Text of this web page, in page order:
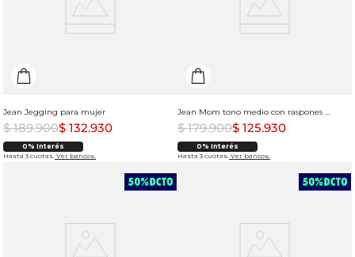
Jean Jegging para mujer
$ 189.900$ 132.930
0% Interés
Hasta 3 cuotas. Ver bancos.
Jean Mom tono medio con raspones para mujer
$ 179.900$ 125.930
0% Interés
Hasta 3 cuotas. Ver bancos.